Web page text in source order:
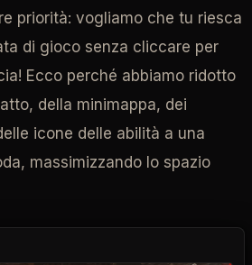
priorità: vogliamo che tu riesca
di gioco senza cliccare per
Ecco perché abbiamo ridotto
della minimappa, dei
icone delle abilità a una
massimizzando lo spazio